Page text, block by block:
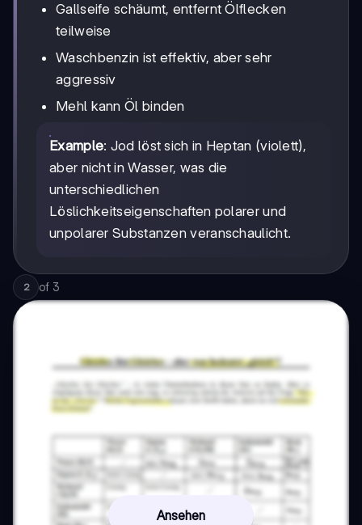
Gallseife schäumt, entfernt Ölflecken
teilweise
Waschbenzin ist effektiv, aber sehr
aggressiv
Mehl kann Öl binden
Example: Jod löst sich in Heptan (violett),
aber nicht in Wasser, was die
unterschiedlichen
Löslichkeitseigenschaften polarer und
unpolarer Substanzen veranschaulicht.
2 of 3
Ansehen